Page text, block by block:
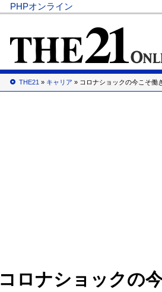
PHPオンライン
THE21 » キャリア » コロナショックの今こそ働
コロナショックの